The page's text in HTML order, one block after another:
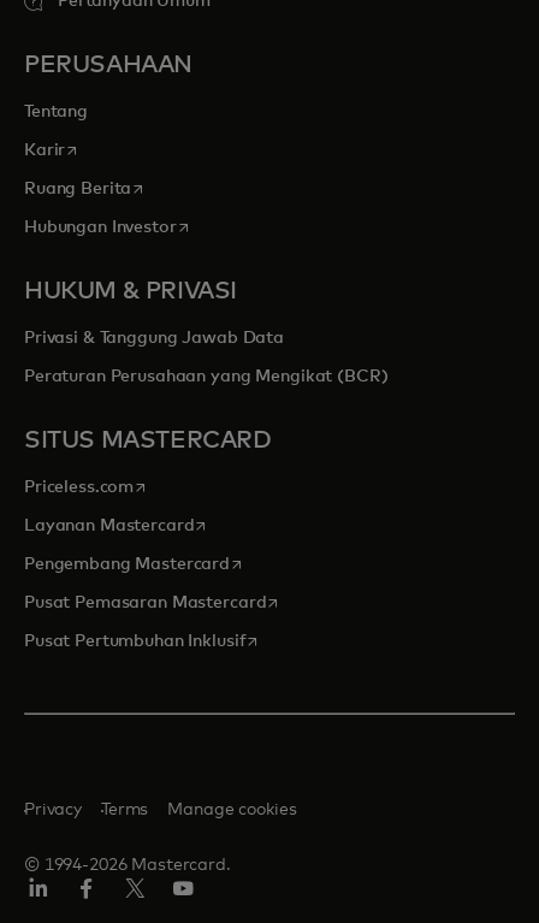
PERUSAHAAN
Tentang
Kariropens in a new tab
Ruang Berita opens in a new tab
Hubungan Investoropens in a new tab
HUKUM & PRIVASI
Privasi & Tanggung Jawab Data
Peraturan Perusahaan yang Mengikat (BCR)
SITUS MASTERCARD
Priceless.com opens in a new tab
Layanan Mastercardopens in a new tab
Pengembang Mastercard opens in a new tab
Pusat Pemasaran Mastercardopens in a new tab
Pusat Pertumbuhan Inklusifopens in a new tab
© 1994-2026 Mastercard.
Privacy Terms Manage cookies